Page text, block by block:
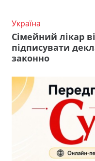
Україна
Сімейний лікар
підписувати
законно